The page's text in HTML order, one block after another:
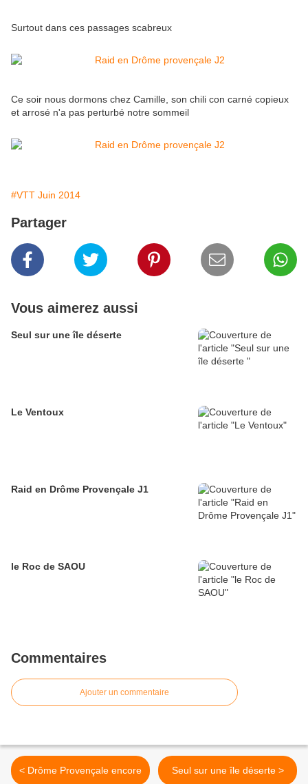
Surtout dans ces passages scabreux
Ce soir nous dormons chez Camille, son chili con carné copieux
et arrosé n'a pas perturbé notre sommeil
#VTT Juin 2014
Partager
Vous aimerez aussi
Seul sur une île déserte
Le Ventoux
Raid en Drôme Provençale J1
le Roc de SAOU
Commentaires
Ajouter un commentaire
< Drôme Provençale encore Seul sur une île déserte >